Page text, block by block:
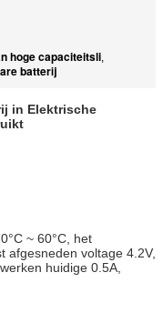
hoge capaciteitsli,
batterij
in Elektrische
~ 60°C, het
afgesneden voltage 4.2V,
huidige 0.5A,